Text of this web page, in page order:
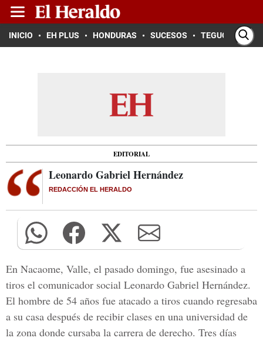
INICIO EH PLUS HONDURAS SUCESOS TEGUCIGALPA
EDITORIAL
Leonardo Gabriel Hernández
REDACCIÓN EL HERALDO
En Nacaome, Valle, el pasado domingo, fue asesinado a
tiros el comunicador social Leonardo Gabriel Hernández.
El hombre de 54 años fue atacado a tiros cuando regresaba
a su casa después de recibir clases en una universidad de
la zona donde cursaba la carrera de derecho. Tres días